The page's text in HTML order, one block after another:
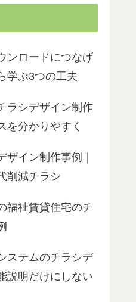
、その
ていく形
く、こち
です。
くらい
りげな
っかり
でいて迷
力が感
。
がしっか
です。
いで
で今回リ
も親身に
き、とて
素敵な方で
出来上がり
と唸ってい
ンロードにつなげ
学ぶ3つの工夫
ラシデザイン制作
を分かりやすく
ザイン制作事例｜
削減チラシ
福祉賃貸住宅のチ
ステムのチラシデ
説明だけにしない